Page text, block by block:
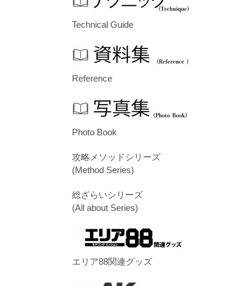
Technical Guide
Reference
Photo Book
攻略メソッドシリーズ
(Method Series)
総ざらいシリーズ
(All about Series)
エリア88関連グッズ